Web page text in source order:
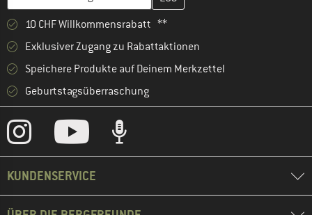
10 CHF Willkommensrabatt **
Exklusiver Zugang zu Rabattaktionen
Speichere Produkte auf Deinem Merkzettel
Geburtstagsüberraschung
KUNDENSERVICE